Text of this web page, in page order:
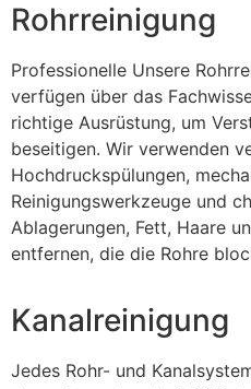
Rohrreinigung
Professionelle Unsere
verfügen über das
richtige Ausrüstung, um
beseitigen. Wir verwenden
Hochdruckspülungen,
Reinigungswerkzeuge und
Ablagerungen, Fett, Haare
entfernen, die die Rohre
Kanalreinigung
Jedes Rohr- und